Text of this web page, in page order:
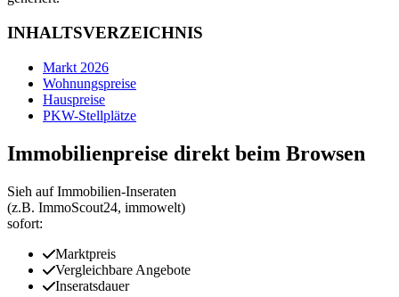
INHALTSVERZEICHNIS
Markt 2026
Wohnungspreise
Hauspreise
PKW-Stellplätze
Immobilienpreise direkt beim Browsen
Sieh auf Immobilien‑Inseraten
(z.B. ImmoScout24, immowelt)
sofort:
Marktpreis
Vergleichbare Angebote
Inseratsdauer